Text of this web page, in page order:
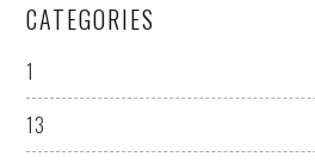
CATEGORIES
1
13